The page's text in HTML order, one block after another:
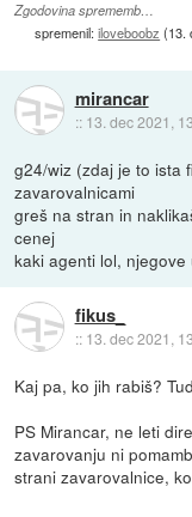
Zgodovina sprememb…
spremenil:iloveboobz (13.
mirancar
:: 13. dec 2021,
g24/wiz (zdaj je to ista
zavarovalnicami
greš na stran in
cenej
kaki agenti lol,
fikus_
:: 13. dec 2021,
Kaj pa, ko jih rabiš?
PS Mirancar, ne leti
zavarovanju ni
strani zavarovalnice,